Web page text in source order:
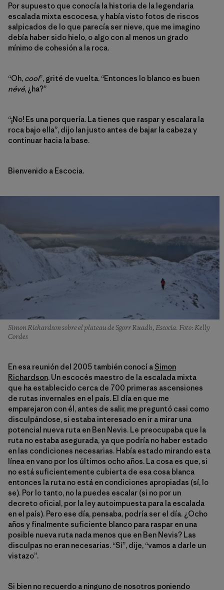
Por supuesto que conocía la historia de la legendaria
escalada mixta escocesa, y había visto fotos de riscos
salpicados de lo que parecía ser nieve, que me imagino
debía haber sido hielo, o algo con al menos un grado
mínimo de cohesión a la roca.
“Oh, cool”, grité de vuelta. “Entonces lo blanco es buen
névé, ¿ha?”
“¡No! Es una porquería. La tienes que raspar y escalara la
roca bajo ella”, dijo Ian justo antes de bajar la cabeza y
continuar hacia la base.
Bienvenido a Escocia.
Simon Richardson sobre el plateau de Sgorr Ruadh, Escocia. Foto: Kelly
Cordes
En esa reunión del 2005 también conocí aSimon
Richardson. Un escocés maestro de la escalada mixta
que ha establecido cerca de 700 primeras ascensiones
de rutas invernales en el país. El día en que me
emparejaron con él, antes de salir, me preguntó casi como
disculpándose, si estaba interesado en ir a mirar una
potencial nueva ruta en Ben Nevis. Le preocupaba que la
ruta no estaba asegurada, ya que podría no haber estado
en las condiciones necesarias. Había estado mirando esta
línea en vano por los últimos ocho años. La cosa es que, si
no está suficientemente cubierta de esa cosa blanca
entonces la ruta no está en condiciones apropiadas (sí, lo
se). Por lo tanto, no la puedes escalar (si no por un
decreto oficial, por la ley autoimpuesta para la escalada
en el país). Pero ese día, pensaba, podría ser el día. ¿Ocho
años y finalmente suficiente blanco para raspar en una
posible nueva ruta nada menos que en Ben Nevis? Las
disculpas no eran necesarias. “Sí”, dije, “vamos a darle un
vistazo”.
Si bien no recuerdo a ninguno de nosotros poniendo